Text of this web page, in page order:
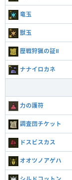
竜玉
獣玉
歴戦狩猟の証Ⅱ
ナナイロカネ
力の護符
調査団チケット
ドスビスカス
オオツノアゲハ